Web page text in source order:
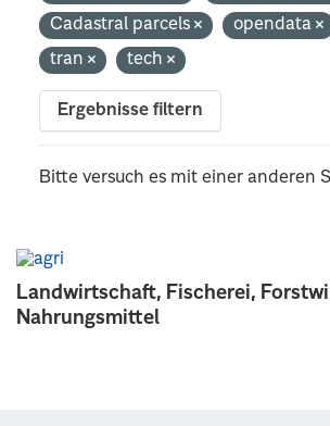
Landwirtschaft, Fischerei,
Nahrungsmittel
Cadastral parcels
opendata
tran
tech
Ergebnisse filtern
Bitte versuch es mit einer anderen